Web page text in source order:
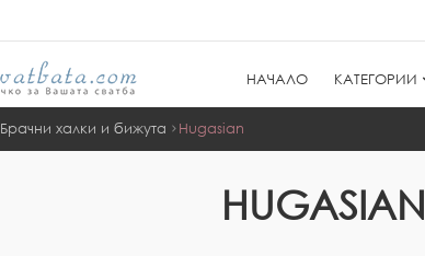
НАЧАЛО КАТЕГОРИИ
Брачни халки и бижута Hugasian
HUGASIAN